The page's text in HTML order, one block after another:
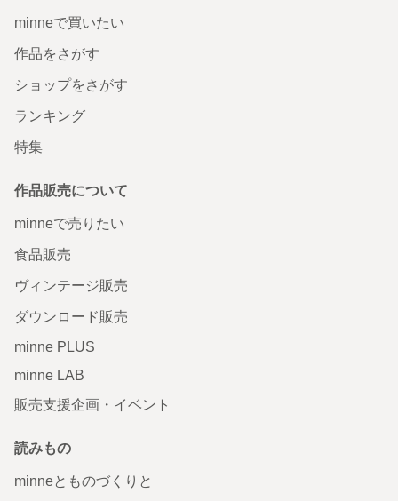
minneで買いたい
作品をさがす
ショップをさがす
ランキング
特集
作品販売について
minneで売りたい
食品販売
ヴィンテージ販売
ダウンロード販売
minne PLUS
minne LAB
販売支援企画・イベント
読みもの
minneとものづくりと